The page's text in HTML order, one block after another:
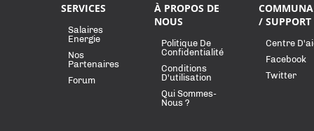
SERVICES
Salaires
Energie
Nos
Partenaires
Forum
À PROPOS DE
NOUS
Politique De
Confidentialité
Conditions
D'utilisation
Qui Sommes-
Nous ?
/ SUPPORT
Centre
Facebook
Twitter